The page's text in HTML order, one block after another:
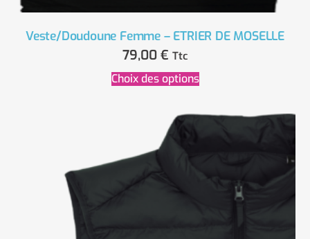
Veste/Doudoune Femme – ETRIER DE MOSELLE
79,00 € Ttc
Choix des options